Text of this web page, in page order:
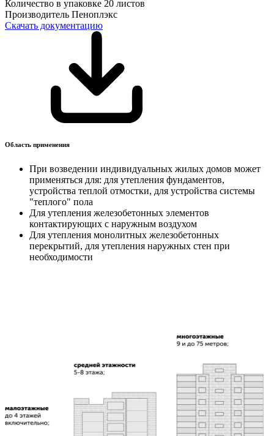
Количество в упаковке 20 листов
Производитель Пеноплэкс
Скачать документацию
Область применения
При возведении индивидуальных жилых домов может
применяться для: для утепления фундаментов,
устройства теплой отмостки, для устройства системы
"теплого" пола
Для утепления железобетонных элементов
контактирующих с наружным воздухом
Для утепления монолитных железобетонных
перекрытий, для утепления наружных стен при
необходимости